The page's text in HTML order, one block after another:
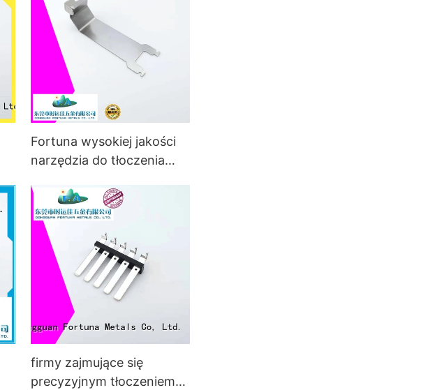
Fortuna wysokiej jakości
narzędzia do tłoczenia
biurowych
firmy zajmujące się
precyzyjnym tłoczeniem